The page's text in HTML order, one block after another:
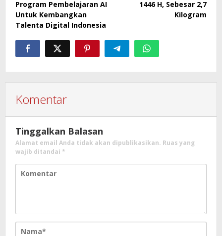
Program Pembelajaran AI
Untuk Kembangkan
Talenta Digital Indonesia
1446 H, Sebesar 2,7
Kilogram
Komentar
Tinggalkan Balasan
Alamat email Anda tidak akan dipublikasikan. Ruas yang
wajib ditandai *